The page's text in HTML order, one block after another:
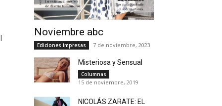
Noviembre abc
Ediciones impresas 7 de noviembre, 2023
Misteriosa y Sensual
Columnas
15 de noviembre, 2019
NICOLÁS ZARATE: EL